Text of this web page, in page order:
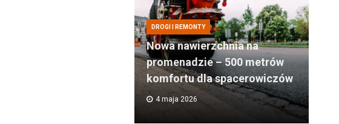
DROGI I REMONTY
Nowa nawierzchnia na
promenadzie – 500 metrów
komfortu dla spacerowiczów
4 maja 2026